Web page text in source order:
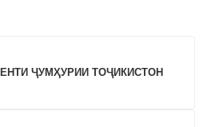
ҶУМҲУРИИ ТОҶИКИСТОН